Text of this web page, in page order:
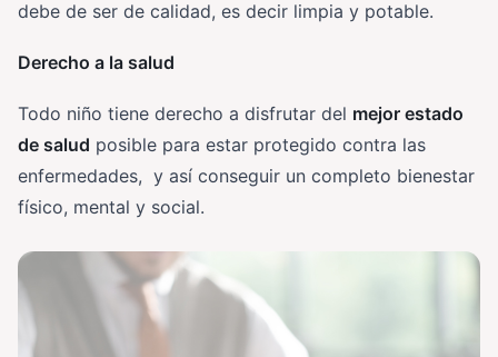
debe de ser de calidad, es decir limpia y potable.
Derecho a la salud
Todo niño tiene derecho a disfrutar del mejor estado
de salud posible para estar protegido contra las
enfermedades, y así conseguir un completo bienestar
físico, mental y social.